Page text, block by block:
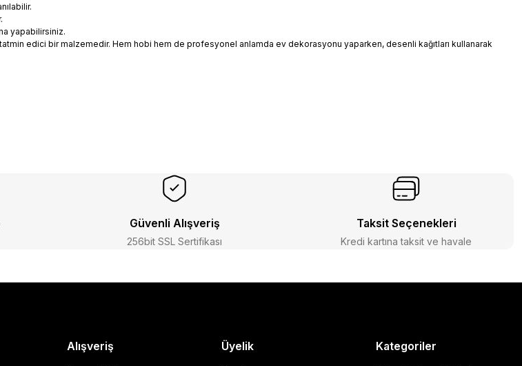
yapabilirsiniz.
edici bir malzemedir. Hem hobi hem de profesyonel anlamda ev dekorasyonu yaparken, desenli kağıtları kullanarak
Güvenli Alışveriş
256bit SSL Sertifikası
Taksit Seçenekleri
Kredi kartına taksit ve havale
Alışveriş Üyelik Kategoriler